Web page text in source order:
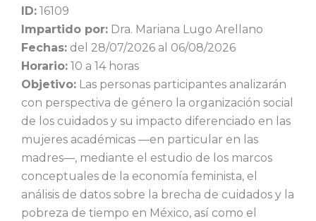
ID: 16109
Impartido por: Dra. Mariana Lugo Arellano
Fechas: del 28/07/2026 al 06/08/2026
Horario: 10 a 14 horas
Objetivo: Las personas participantes analizarán
con perspectiva de género la organización social
de los cuidados y su impacto diferenciado en las
mujeres académicas —en particular en las
madres—, mediante el estudio de los marcos
conceptuales de la economía feminista, el
análisis de datos sobre la brecha de cuidados y la
pobreza de tiempo en México, así como el